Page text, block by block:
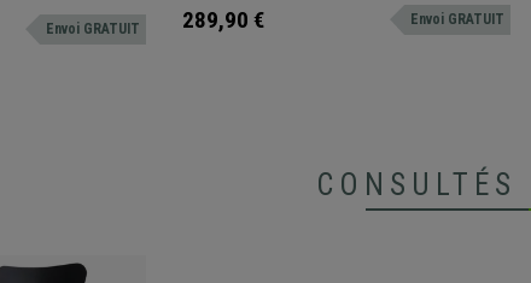
Envoi GRATUIT 289,90 € Envoi GRATUIT
CONSULTÉS